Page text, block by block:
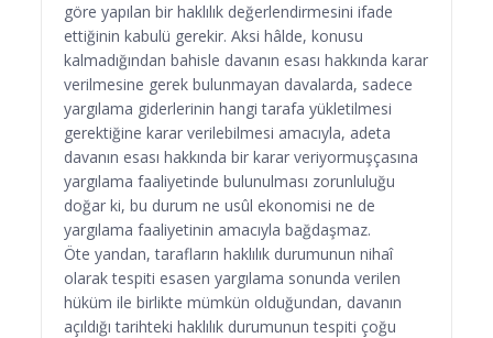
göre yapılan bir haklılık değerlendirmesini ifade
ettiğinin kabulü gerekir. Aksi hâlde, konusu
kalmadığından bahisle davanın esası hakkında karar
verilmesine gerek bulunmayan davalarda, sadece
yargılama giderlerinin hangi tarafa yükletilmesi
gerektiğine karar verilebilmesi amacıyla, adeta
davanın esası hakkında bir karar veriyormuşçasına
yargılama faaliyetinde bulunulması zorunluluğu
doğar ki, bu durum ne usûl ekonomisi ne de
yargılama faaliyetinin amacıyla bağdaşmaz.
Öte yandan, tarafların haklılık durumunun nihaî
olarak tespiti esasen yargılama sonunda verilen
hüküm ile birlikte mümkün olduğundan, davanın
açıldığı tarihteki haklılık durumunun tespiti çoğu